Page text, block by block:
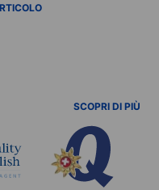
SCOPRI DI PIÙ